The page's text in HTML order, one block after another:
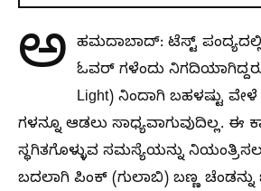
ಅ ಹಮದಾಬಾದ್: ಟೆಸ್ಟ್ ಪಂದ್ಯದಲ್ಲಿ
ಓವರ್ ಗಳೆಂದು
Light) ನಿಂದಾಗಿ ಬಹಳಷ್ಟು
ಗಳನ್ನೂ ಆಡಲು ಸಾಧ್ಯವಾಗುವುದಿಲ್ಲ. ಈ
ಸ್ಥಗಿತಗೊಳ್ಳುವ ಸಮಸ್ಯೆಯನ್ನು
ಬದಲಾಗಿ ಪಿಂಕ್ (ಗುಲಾಬಿ) ಬಣ್ಣ